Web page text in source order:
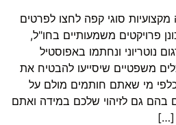
סוגי קפה לחצו לפרטים
פרויקטים משמעותיים בחו"ל,
נוטריוני ונחתמו באפוסטיל
משפטיים שיסייעו להבטיח את
מי שאתם חותמים מולם על
גם לזיהוי שלכם במידה ואתם
[…]